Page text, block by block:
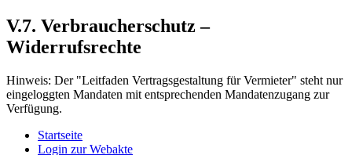
V.7. Verbraucherschutz –
Widerrufsrechte
Hinweis: Der "Leitfaden Vertragsgestaltung für Vermieter" steht nur
eingeloggten Mandaten mit entsprechenden Mandatenzugang zur
Verfügung.
Startseite
Login zur Webakte